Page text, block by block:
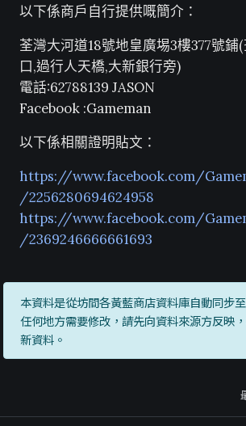
以下係商戶自行提供嘅簡介：
荃灣大河道18號地皇廣埸3樓377號鋪
口,過行人天橋,大新銀行旁)
電話:62788139 JASON
Facebook :Gameman
以下係相關證明貼文：
https://www.facebook.com/
/2256280694624958
https://www.facebook.com/
/2369246666661693
本資料是從坊間各黃藍商店資料庫自動同步
任何地方需要修改，請先向資料來源方反映
新資料。